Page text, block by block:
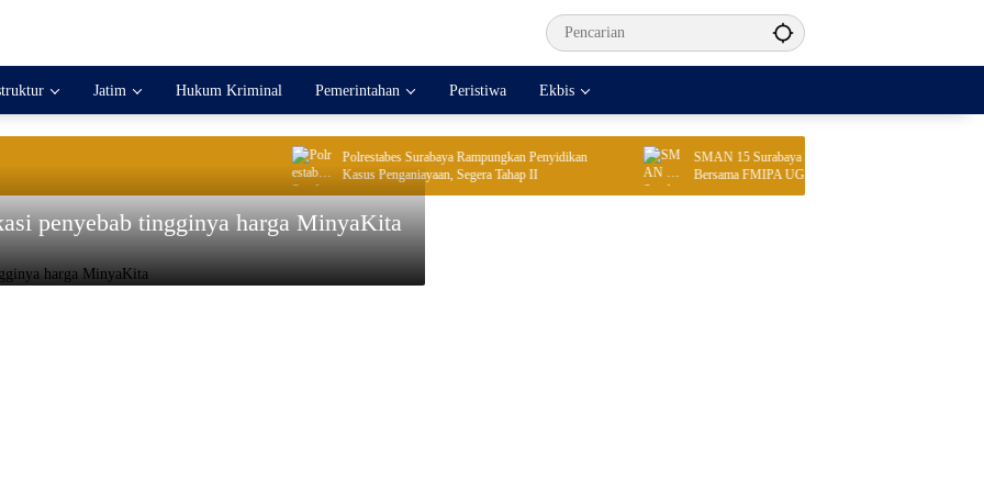
Jatim Hukum Kriminal Pemerintahan Peristiwa Ekbis
Polrestabes Surabaya Rampungkan Penyidikan
Kasus Penganiayaan, Segera Tahap II
SMAN 15 Surabaya Perkuat Kolaborasi Pendidikan
Bersama FMIPA UGM
penyebab tingginya harga MinyaKita